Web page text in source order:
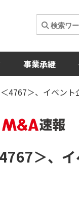
事業承継
4767＞、イベン
＞、